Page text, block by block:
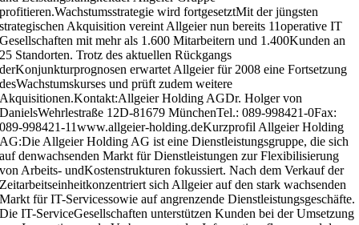
profitieren.Wachstumsstrategie wird fortgesetztMit der jüngsten
strategischen Akquisition vereint Allgeier nun bereits 11operative IT
Gesellschaften mit mehr als 1.600 Mitarbeitern und 1.400Kunden an
25 Standorten. Trotz des aktuellen Rückgangs
derKonjunkturprognosen erwartet Allgeier für 2008 eine Fortsetzung
desWachstumskurses und prüft zudem weitere
Akquisitionen.Kontakt:Allgeier Holding AGDr. Holger von
DanielsWehrlestraße 12D-81679 MünchenTel.: 089-998421-0Fax:
089-998421-11www.allgeier-holding.deKurzprofil Allgeier Holding
AG:Die Allgeier Holding AG ist eine Dienstleistungsgruppe, die sich
auf denwachsenden Markt für Dienstleistungen zur Flexibilisierung
von Arbeits- undKostenstrukturen fokussiert. Nach dem Verkauf der
Zeitarbeitseinheitkonzentriert sich Allgeier auf den stark wachsenden
Markt für IT-Servicessowie auf angrenzende Dienstleistungsgeschäfte.
Die IT-ServiceGesellschaften unterstützen Kunden bei der Umsetzung